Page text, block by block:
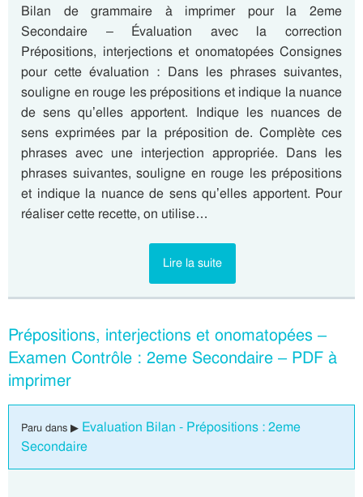
Bilan de grammaire à imprimer pour la 2eme
Secondaire – Évaluation avec la correction
Prépositions, interjections et onomatopées Consignes
pour cette évaluation : Dans les phrases suivantes,
souligne en rouge les prépositions et indique la nuance
de sens qu’elles apportent. Indique les nuances de
sens exprimées par la préposition de. Complète ces
phrases avec une interjection appropriée. Dans les
phrases suivantes, souligne en rouge les prépositions
et indique la nuance de sens qu’elles apportent. Pour
réaliser cette recette, on utilise…
Lire la suite
Prépositions, interjections et onomatopées –
Examen Contrôle : 2eme Secondaire – PDF à
imprimer
Paru dans ▶ Evaluation Bilan - Prépositions : 2eme
Secondaire